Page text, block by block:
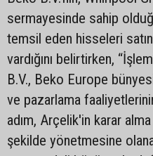
sermayesinde sahip
temsil eden hisseleri
vardığını belirtirken,
B.V., Beko Europe
ve pazarlama
adım, Arçelik'in karar
şekilde yönetmesine